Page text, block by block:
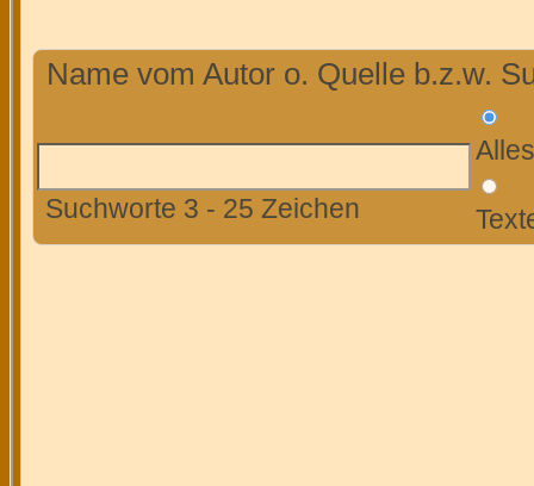
Name vom Autor o. Quelle b.z.w.
Suchworte 3 - 25 Zeichen
Alles